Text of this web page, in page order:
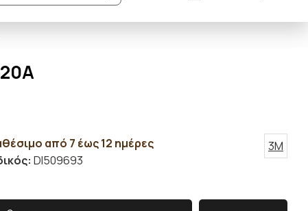
από 7 έως 12 ημέρες
DI509693
3M